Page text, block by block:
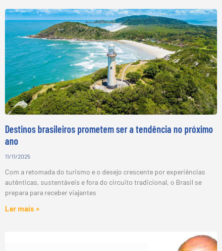
Destinos brasileiros prometem ser a tendência no próximo
ano
11/11/2025
Com a retomada do turismo e o desejo crescente por experiências
autênticas, sustentáveis e fora do circuito tradicional, o Brasil se
prepara para receber viajantes
Ler mais »